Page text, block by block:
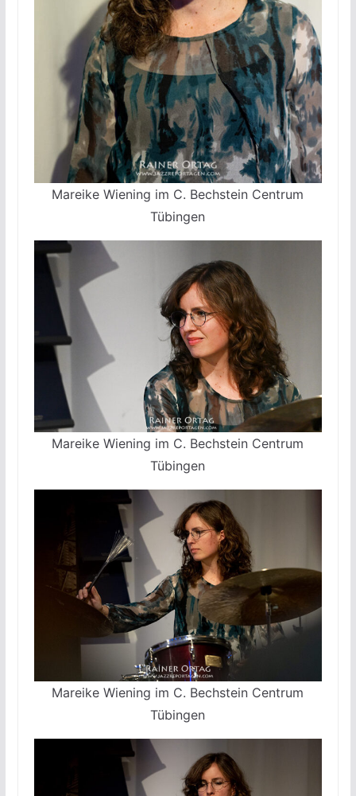
Mareike Wiening im C. Bechstein Centrum
Tübingen
Mareike Wiening im C. Bechstein Centrum
Tübingen
Mareike Wiening im C. Bechstein Centrum
Tübingen